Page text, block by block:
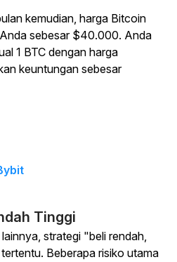
kemudian, harga Bitcoin
sebesar $40.000. Anda
1 BTC dengan harga
keuntungan sebesar
Tinggi
strategi "beli rendah,
Beberapa risiko utama